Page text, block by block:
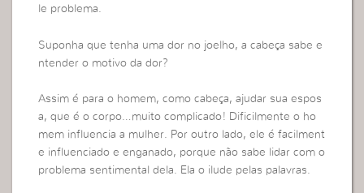
le problema.
Suponha que tenha uma dor no joelho, a cabeça sabe e
ntender o motivo da dor?
Assim é para o homem, como cabeça, ajudar sua espos
a, que é o corpo…muito complicado! Dificilmente o ho
mem influencia a mulher. Por outro lado, ele é facilment
e influenciado e enganado, porque não sabe lidar com o
problema sentimental dela. Ela o ilude pelas palavras.